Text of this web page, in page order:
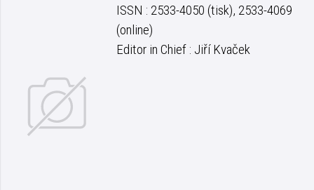
ISSN : 2533-4050 (tisk), 2533-4069
(online)
Editor in Chief : Jiří Kvaček